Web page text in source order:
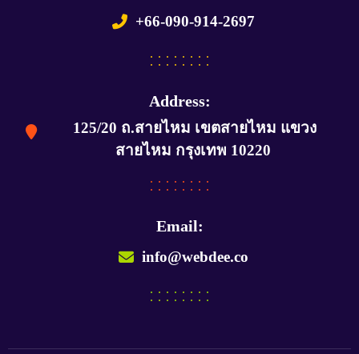
+66-090-914-2697
Address:
125/20 ถ.สายไหม เขตสายไหม แขวง
สายไหม กรุงเทพ 10220
Email:
info@webdee.co